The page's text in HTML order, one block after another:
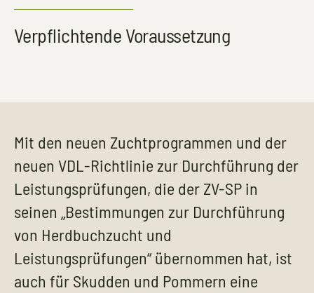
Verpflichtende Voraussetzung
Mit den neuen Zuchtprogrammen und der
neuen VDL-Richtlinie zur Durchführung der
Leistungsprüfungen, die der ZV-SP in
seinen „Bestimmungen zur Durchführung
von Herdbuchzucht und
Leistungsprüfungen“ übernommen hat, ist
auch für Skudden und Pommern eine